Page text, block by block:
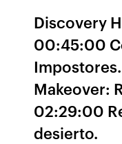
Discovery
00:45:00
Makeover:
02:29:00
desierto.